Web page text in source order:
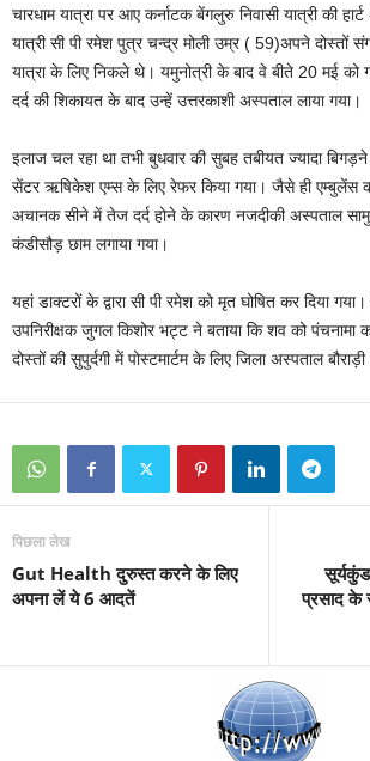
चारधाम यात्रा पर आए कर्नाटक बेंगलुरु निवासी यात्री की
यात्री सी पी रमेश पुत्र चन्द्र मोली उम्र ( 59)अपने दोस्तों
यात्रा के लिए निकले थे। यमुनोत्री के बाद वे बीते 20 मई को
दर्द की शिकायत के बाद उन्हें उत्तरकाशी अस्पताल लाया गया।
इलाज चल रहा था तभी बुधवार की सुबह तबीयत ज्यादा बिगड़ने
सेंटर ऋषिकेश एम्स के लिए रेफर किया गया। जैसे ही एम्बुलेंस
अचानक सीने में तेज दर्द होने के कारण नजदीकी अस्पताल
कंडीसौड़ छाम लगाया गया।
यहां डाक्टरों के द्वारा सी पी रमेश को मृत घोषित कर दिया
उपनिरीक्षक जुगल किशोर भट्ट ने बताया कि शव को
दोस्तों की सुपुर्दगी में पोस्टमार्टम के लिए जिला अस्पताल
पिछला लेख
Gut Health दुरुस्त करने के लिए
अपना लें ये 6 आदतें
प्रसाद के